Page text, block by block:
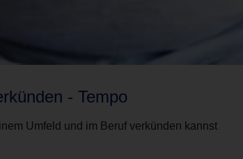
- Tempo
Umfeld und im Beruf verkünden kannst